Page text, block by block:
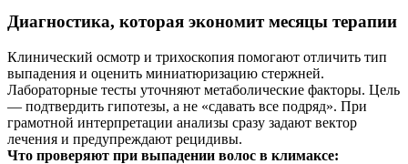
Диагностика, которая экономит месяцы терапии
Клинический осмотр и трихоскопия помогают отличить тип
выпадения и оценить миниатюризацию стержней.
Лабораторные тесты уточняют метаболические факторы. Цель
— подтвердить гипотезы, а не «сдавать все подряд». При
грамотной интерпретации анализы сразу задают вектор
лечения и предупреждают рецидивы.
Что проверяют при выпадении волос в климаксе: